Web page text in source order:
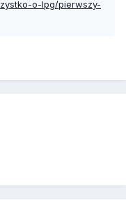
o-lpg/pierwszy-